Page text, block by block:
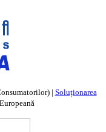
| Soluționarea